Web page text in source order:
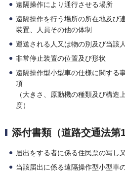
遠隔操作により通行させる場所
遠隔操作を行う場所の所在地及び
装置、人員その他の体制
運送される人又は物の別及び当該
非常停止装置の位置及び形状
遠隔操作型小型車の仕様に関する
項
（大きさ、原動機の種類及び構造
度）
添付書類（道路交通法第
届出をする者に係る住民票の写し
当該届出に係る遠隔操作型小型車